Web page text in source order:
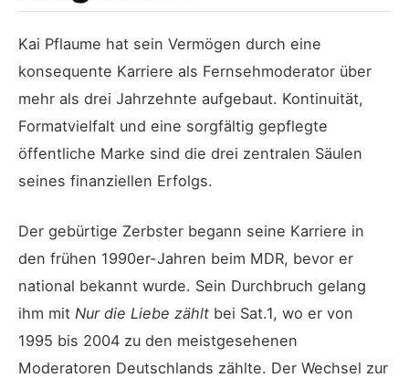
Kai Pflaume hat sein Vermögen durch eine
konsequente Karriere als Fernsehmoderator über
mehr als drei Jahrzehnte aufgebaut. Kontinuität,
Formatvielfalt und eine sorgfältig gepflegte
öffentliche Marke sind die drei zentralen Säulen
seines finanziellen Erfolgs.
Der gebürtige Zerbster begann seine Karriere in
den frühen 1990er-Jahren beim MDR, bevor er
national bekannt wurde. Sein Durchbruch gelang
ihm mit Nur die Liebe zählt bei Sat.1, wo er von
1995 bis 2004 zu den meistgesehenen
Moderatoren Deutschlands zählte. Der Wechsel zur